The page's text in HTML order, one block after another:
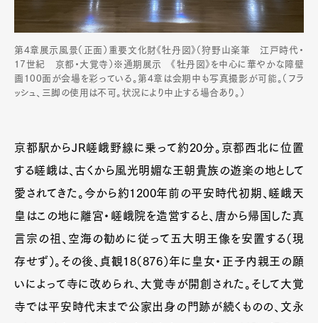
第4章展示風景（正面）重要文化財《牡丹図》（狩野山楽筆 江戸時代・
17世紀 京都・大覚寺）※通期展示 《牡丹図》を中心に華やかな障壁
画100面が会場を彩っている。第4章は会期中も写真撮影が可能。（フラ
ッシュ、三脚の使用は不可。状況により中止する場合あり。）
京都駅からJR嵯峨野線に乗って約20分。京都西北に位置
する嵯峨は、古くから風光明媚な王朝貴族の遊楽の地として
愛されてきた。今から約1200年前の平安時代初期、嵯峨天
皇はこの地に離宮・嵯峨院を造営すると、唐から帰国した真
言宗の祖、空海の勧めに従って五大明王像を安置する（現
存せず）。その後、貞観18（876）年に皇女・正子内親王の願
いによって寺に改められ、大覚寺が開創された。そして大覚
寺では平安時代末まで公家出身の門跡が続くものの、文永